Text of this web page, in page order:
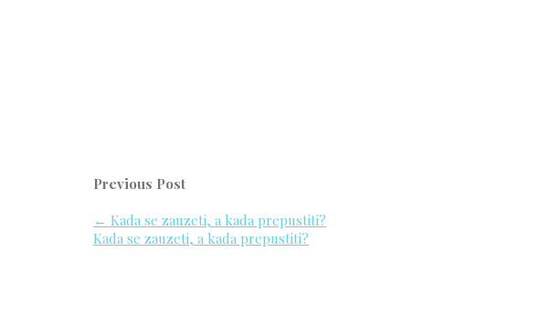
Previous Post
← Kada se zauzeti, a kada prepustiti?
Kada se zauzeti, a kada prepustiti?